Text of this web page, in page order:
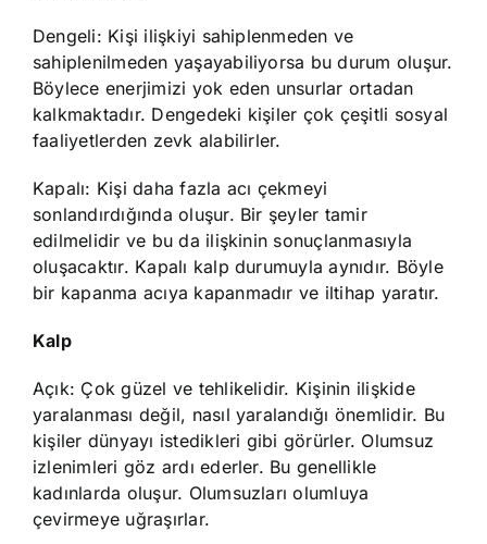
Dengeli: Kişi ilişkiyi sahiplenmeden ve
sahiplenilmeden yaşayabiliyorsa bu durum oluşur.
Böylece enerjimizi yok eden unsurlar ortadan
kalkmaktadır. Dengedeki kişiler çok çeşitli sosyal
faaliyetlerden zevk alabilirler.
Kapalı: Kişi daha fazla acı çekmeyi
sonlandırdığında oluşur. Bir şeyler tamir
edilmelidir ve bu da ilişkinin sonuçlanmasıyla
oluşacaktır. Kapalı kalp durumuyla aynıdır. Böyle
bir kapanma acıya kapanmadır ve iltihap yaratır.
Kalp
Açık: Çok güzel ve tehlikelidir. Kişinin ilişkide
yaralanması değil, nasıl yaralandığı önemlidir. Bu
kişiler dünyayı istedikleri gibi görürler. Olumsuz
izlenimleri göz ardı ederler. Bu genellikle
kadınlarda oluşur. Olumsuzları olumluya
çevirmeye uğraşırlar.